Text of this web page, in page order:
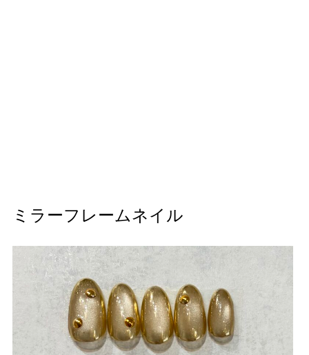
ミラーフレームネイル